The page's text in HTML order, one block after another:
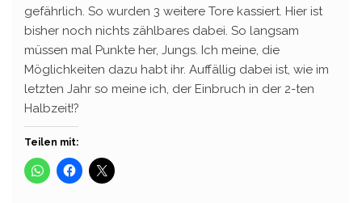
gefährlich. So wurden 3 weitere Tore kassiert. Hier ist
bisher noch nichts zählbares dabei. So langsam
müssen mal Punkte her, Jungs. Ich meine, die
Möglichkeiten dazu habt ihr. Auffällig dabei ist, wie im
letzten Jahr so meine ich, der Einbruch in der 2-ten
Halbzeit!?
Teilen mit: